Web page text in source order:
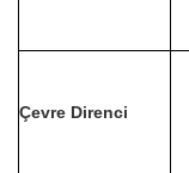
Çevre Direnci